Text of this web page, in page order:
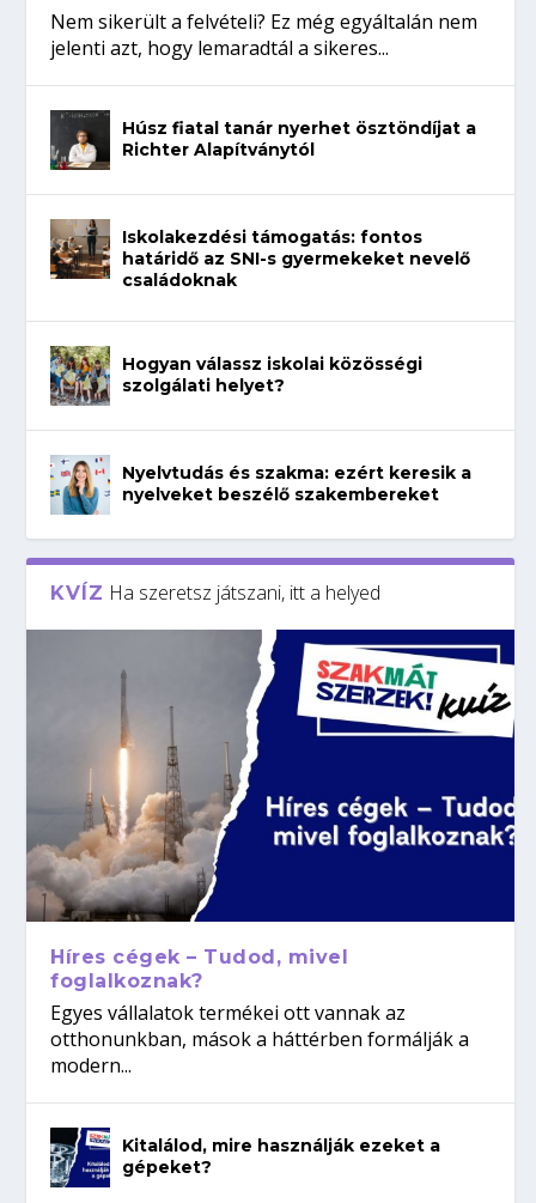
Nem sikerült a felvételi? Ez még egyáltalán nem
jelenti azt, hogy lemaradtál a sikeres...
Húsz fiatal tanár nyerhet ösztöndíjat a
Richter Alapítványtól
Iskolakezdési támogatás: fontos
határidő az SNI-s gyermekeket nevelő
családoknak
Hogyan válassz iskolai közösségi
szolgálati helyet?
Nyelvtudás és szakma: ezért keresik a
nyelveket beszélő szakembereket
KVÍZ Ha szeretsz játszani, itt a helyed
Híres cégek – Tudod, mivel
foglalkoznak?
Egyes vállalatok termékei ott vannak az
otthonunkban, mások a háttérben formálják a
modern...
Kitalálod, mire használják ezeket a
gépeket?